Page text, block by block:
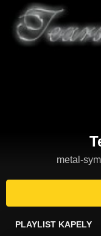
metal-
PLAYLIST KAPELY